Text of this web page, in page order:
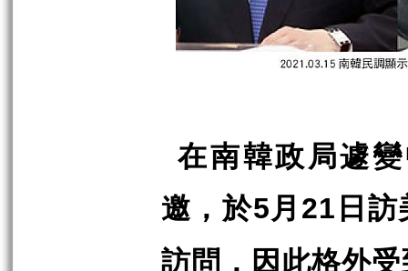
在南韓政局遽
邀，於5月 21 日
訪問，因此格外